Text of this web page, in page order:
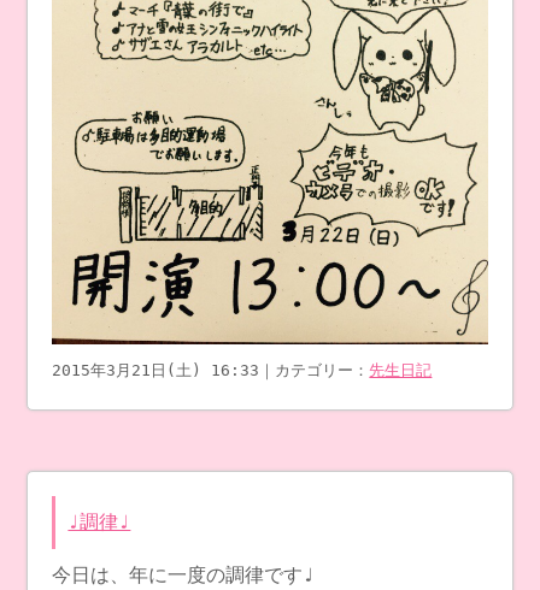
2015年3月21日(土) 16:33｜カテゴリー：先生日記
♩調律♩
今日は、年に一度の調律です♩